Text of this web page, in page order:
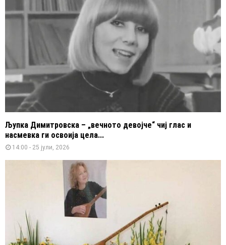
Љупка Димитровска – „вечното девојче“ чиј глас и
насмевка ги освоија цела...
14:00 - 25 јули, 2026